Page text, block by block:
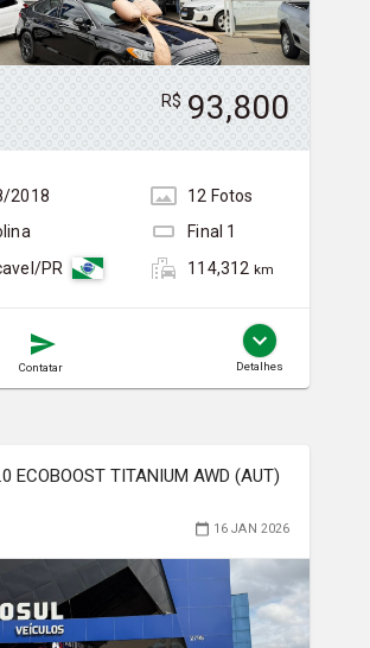
R$ 93,800
2018 12 Fotos
Final 1
PR
114,312 km
Contatar Detalhes
ECOBOOST TITANIUM AWD (AUT)
16 JAN 2026